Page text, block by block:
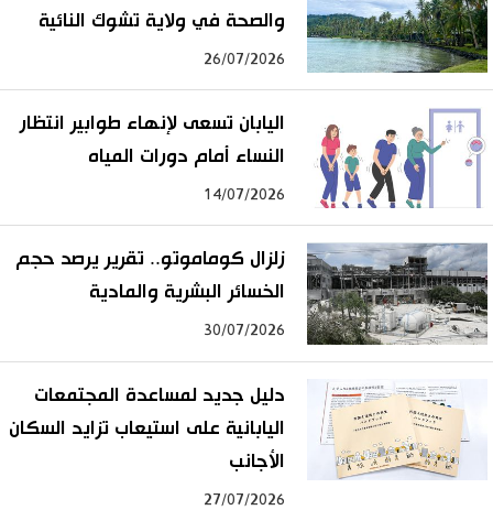
والصحة في ولاية تشوك النائية
26/07/2026
اليابان تسعى لإنهاء طوابير انتظار
النساء أمام دورات المياه
14/07/2026
زلزال كوماموتو.. تقرير يرصد حجم
الخسائر البشرية والمادية
30/07/2026
دليل جديد لمساعدة المجتمعات
اليابانية على استيعاب تزايد السكان
الأجانب
27/07/2026